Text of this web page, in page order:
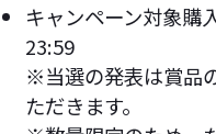
キャンペーン対象購
23:59
※当選の発表は賞品
ただきます。